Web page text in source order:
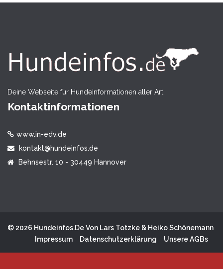
Deine Webseite für Hundeinformationen aller Art.
Kontaktinformationen
www.in-edv.de
kontakt@hundeinfos.de
Behnsestr. 10 - 30449 Hannover
© 2026 Hundeinfos.de Von Lars Totzke & Heiko Schönemann
Impressum
Datenschutzerklärung Unsere AGBs